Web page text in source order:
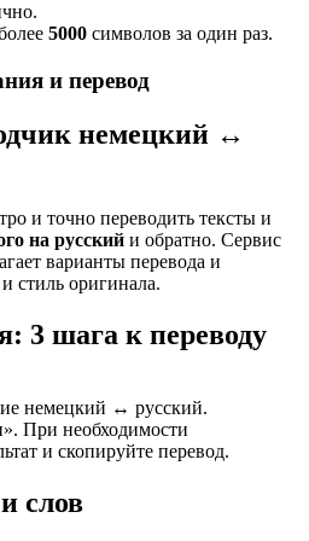
5000 символов за один раз.
и перевод
немецкий ↔
и точно переводить тексты и
на русский и обратно. Сервис
варианты перевода и
стиль оригинала.
3 шага к переводу
немецкий ↔ русский.
При необходимости
и скопируйте перевод.
слов